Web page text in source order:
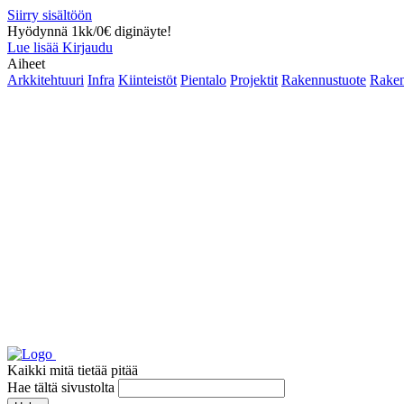
Siirry sisältöön
Hyödynnä 1kk/0€ diginäyte!
Lue lisää Kirjaudu
Aiheet
Arkkitehtuuri Infra Kiinteistöt Pientalo Projektit Rakennustuote
Kaikki mitä tietää pitää
Hae tältä sivustolta